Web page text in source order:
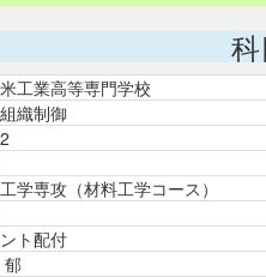
工業高等専門学校
織制御
学専攻（材料工学コース）
ト配付
郁